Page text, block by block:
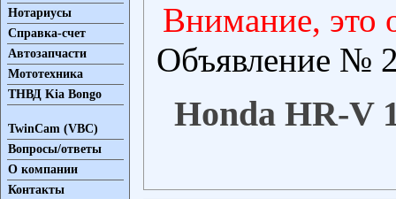
Нотариусы
Справка-счет
Автозапчасти
Мототехника
ТНВД Kia Bongo
TwinCam (VBC)
Вопросы/ответы
О компании
Контакты
Внимание, это
Объявление №
Honda HR-V